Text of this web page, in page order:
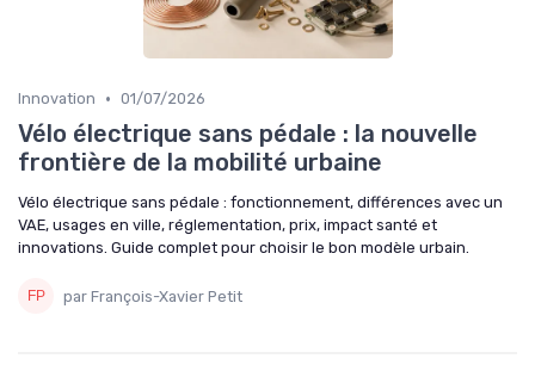
Innovation • 01/07/2026
Vélo électrique sans pédale : la nouvelle
frontière de la mobilité urbaine
Vélo électrique sans pédale : fonctionnement, différences avec un
VAE, usages en ville, réglementation, prix, impact santé et
innovations. Guide complet pour choisir le bon modèle urbain.
par François-Xavier Petit